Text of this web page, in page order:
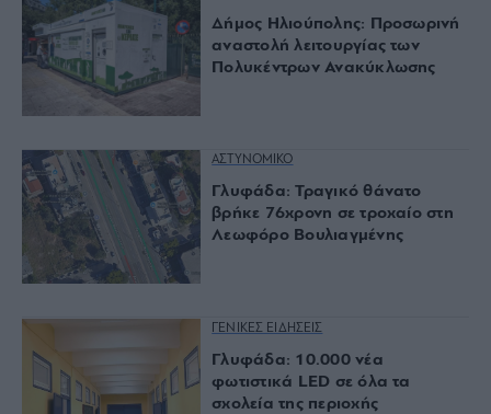
Δήμος Ηλιούπολης: Προσωρινή
αναστολή λειτουργίας των
Πολυκέντρων Ανακύκλωσης
ΑΣΤΥΝΟΜΙΚΟ
Γλυφάδα: Τραγικό θάνατο
βρήκε 76χρονη σε τροχαίο στη
Λεωφόρο Βουλιαγμένης
ΓΕΝΙΚΕΣ ΕΙΔΗΣΕΙΣ
Γλυφάδα: 10.000 νέα
φωτιστικά LED σε όλα τα
σχολεία της περιοχής